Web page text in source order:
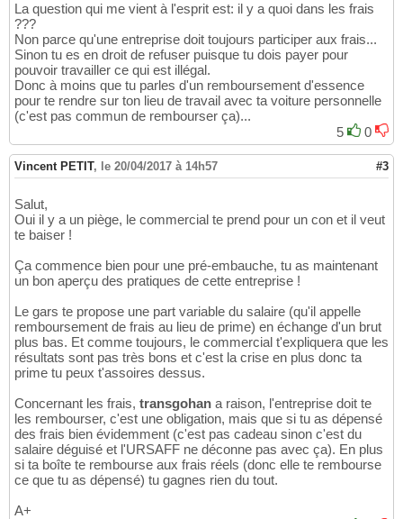
La question qui me vient à l'esprit est: il y a quoi dans les frais
???
Non parce qu'une entreprise doit toujours participer aux frais...
Sinon tu es en droit de refuser puisque tu dois payer pour
pouvoir travailler ce qui est illégal.
Donc à moins que tu parles d'un remboursement d'essence
pour te rendre sur ton lieu de travail avec ta voiture personnelle
(c'est pas commun de rembourser ça)...
5
0
Vincent PETIT, le 20/04/2017 à 14h57 #3
Salut,
Oui il y a un piège, le commercial te prend pour un con et il veut
te baiser !
Ça commence bien pour une pré-embauche, tu as maintenant
un bon aperçu des pratiques de cette entreprise !
Le gars te propose une part variable du salaire (qu'il appelle
remboursement de frais au lieu de prime) en échange d'un brut
plus bas. Et comme toujours, le commercial t'expliquera que les
résultats sont pas très bons et c'est la crise en plus donc ta
prime tu peux t'assoires dessus.
Concernant les frais, transgohan a raison, l'entreprise doit te
les rembourser, c'est une obligation, mais que si tu as dépensé
des frais bien évidemment (c'est pas cadeau sinon c'est du
salaire déguisé et l'URSAFF ne déconne pas avec ça). En plus
si ta boîte te rembourse aux frais réels (donc elle te rembourse
ce que tu as dépensé) tu gagnes rien du tout.
A+